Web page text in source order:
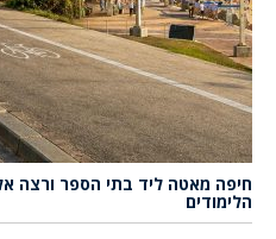
חיפה מאטה ליד בתי הספר ורצה
הלימודים